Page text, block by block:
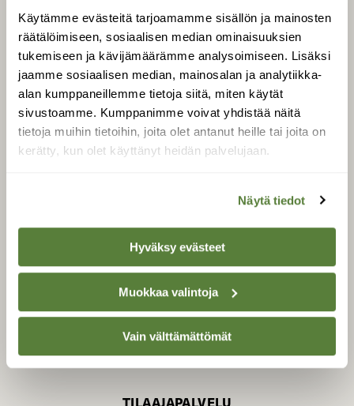
Käytämme evästeitä tarjoamamme sisällön ja mainosten
räätälöimiseen, sosiaalisen median ominaisuuksien
tukemiseen ja kävijämäärämme analysoimiseen. Lisäksi
jaamme sosiaalisen median, mainosalan ja analytiikka-
alan kumppaneillemme tietoja siitä, miten käytät
sivustoamme. Kumppanimme voivat yhdistää näitä
tietoja muihin tietoihin, joita olet antanut heille tai joita on
kerätty, kun olet käyttänyt heidän palvelujaan.
Näytä tiedot
Hyväksy evästeet
Muokkaa valintoja
Vain välttämättömät
Äänestä parasta juttua
Tilaa uutiskirje
SUOMEN LUONNON­
SUOJELU­LIITTO
Suomen Luonto -lehden
luonnonsuojelu­liitto.
TILAAJAPALVELU